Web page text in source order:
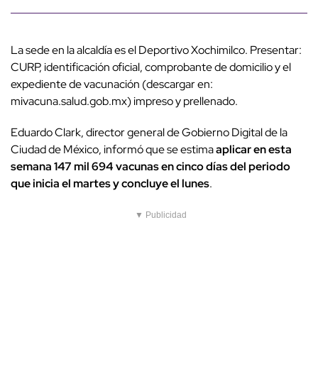
La sede en la alcaldía es el Deportivo Xochimilco. Presentar:
CURP, identificación oficial, comprobante de domicilio y el
expediente de vacunación (descargar en:
mivacuna.salud.gob.mx) impreso y prellenado.
Eduardo Clark, director general de Gobierno Digital de la
Ciudad de México, informó que se estimaaplicar en esta
semana 147 mil 694 vacunas en cinco días del periodo
que inicia el martes y concluye el lunes.
▼ Publicidad